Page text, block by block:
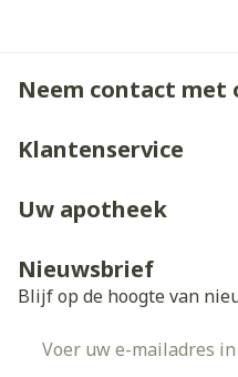
Neem contact met
Klantenservice
Uw apotheek
Nieuwsbrief
Blijf op de hoogte van